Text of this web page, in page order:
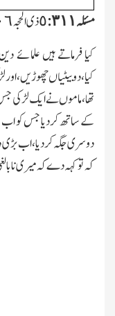
مسئلہ ٣١١:
کیا فرماتے ہیں علمائے
کیا،دوبیٹیاں
تھا،ماموں نے ایك لڑکی
کے ساتھ کردیا جس کو اب
دوسری جگہ کردیا،اب بڑی
کہ تو کہہ دے کہ میری